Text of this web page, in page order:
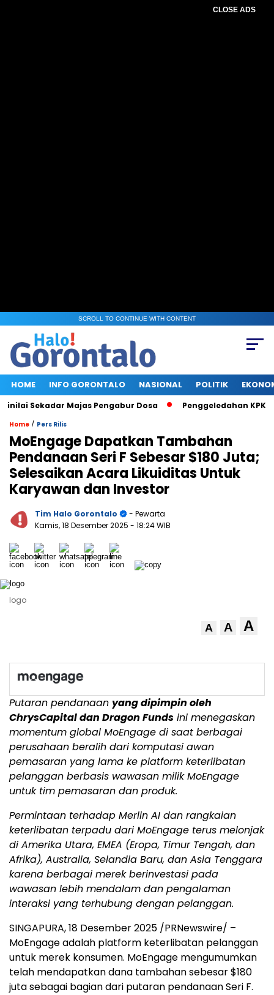
CLOSE ADS
SCROLL TO CONTINUE WITH CONTENT
HOME INFO GORONTALO NASIONAL POLITIK
Majas Pengabur Dosa Penggeledahan KPK di
Home / Pers Rilis
MoEngage Dapatkan Tambahan
Pendanaan Seri F Sebesar $180 Juta;
Selesaikan Acara Likuiditas Untuk
Karyawan dan Investor
Tim Halo Gorontalo
- Pewarta
Kamis, 18 Desember 2025 - 18:24 WIB
logo
A A A
Putaran pendanaan yang dipimpin oleh
ChrysCapital dan Dragon Funds ini menegaskan
momentum global MoEngage di saat berbagai
perusahaan beralih dari komputasi awan
pemasaran yang lama ke platform keterlibatan
pelanggan berbasis wawasan milik MoEngage
untuk tim pemasaran dan produk.
Permintaan terhadap Merlin AI dan rangkaian
keterlibatan terpadu dari MoEngage terus melonjak
di Amerika Utara, EMEA (Eropa, Timur Tengah, dan
Afrika), Australia, Selandia Baru, dan Asia Tenggara
karena berbagai merek berinvestasi pada
wawasan lebih mendalam dan pengalaman
interaksi yang terhubung dengan pelanggan.
SINGAPURA,18 Desember 2025 /PRNewswire/ –
MoEngage adalah platform keterlibatan pelanggan
untuk merek konsumen. MoEngage mengumumkan
telah mendapatkan dana tambahan sebesar$180
juta sebagai bagian dari putaran pendanaan Seri F.